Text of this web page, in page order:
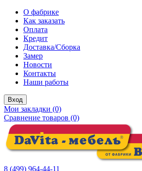
О фабрике
Как заказать
Оплата
Кредит
Доставка/Сборка
Замер
Новости
Контакты
Наши работы
Вход
Мои закладки (0)
Сравнение товаров (0)
8 (499) 964-44-11